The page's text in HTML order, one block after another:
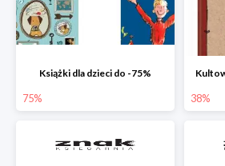
Książki dla dzieci do -75%
75% 38%